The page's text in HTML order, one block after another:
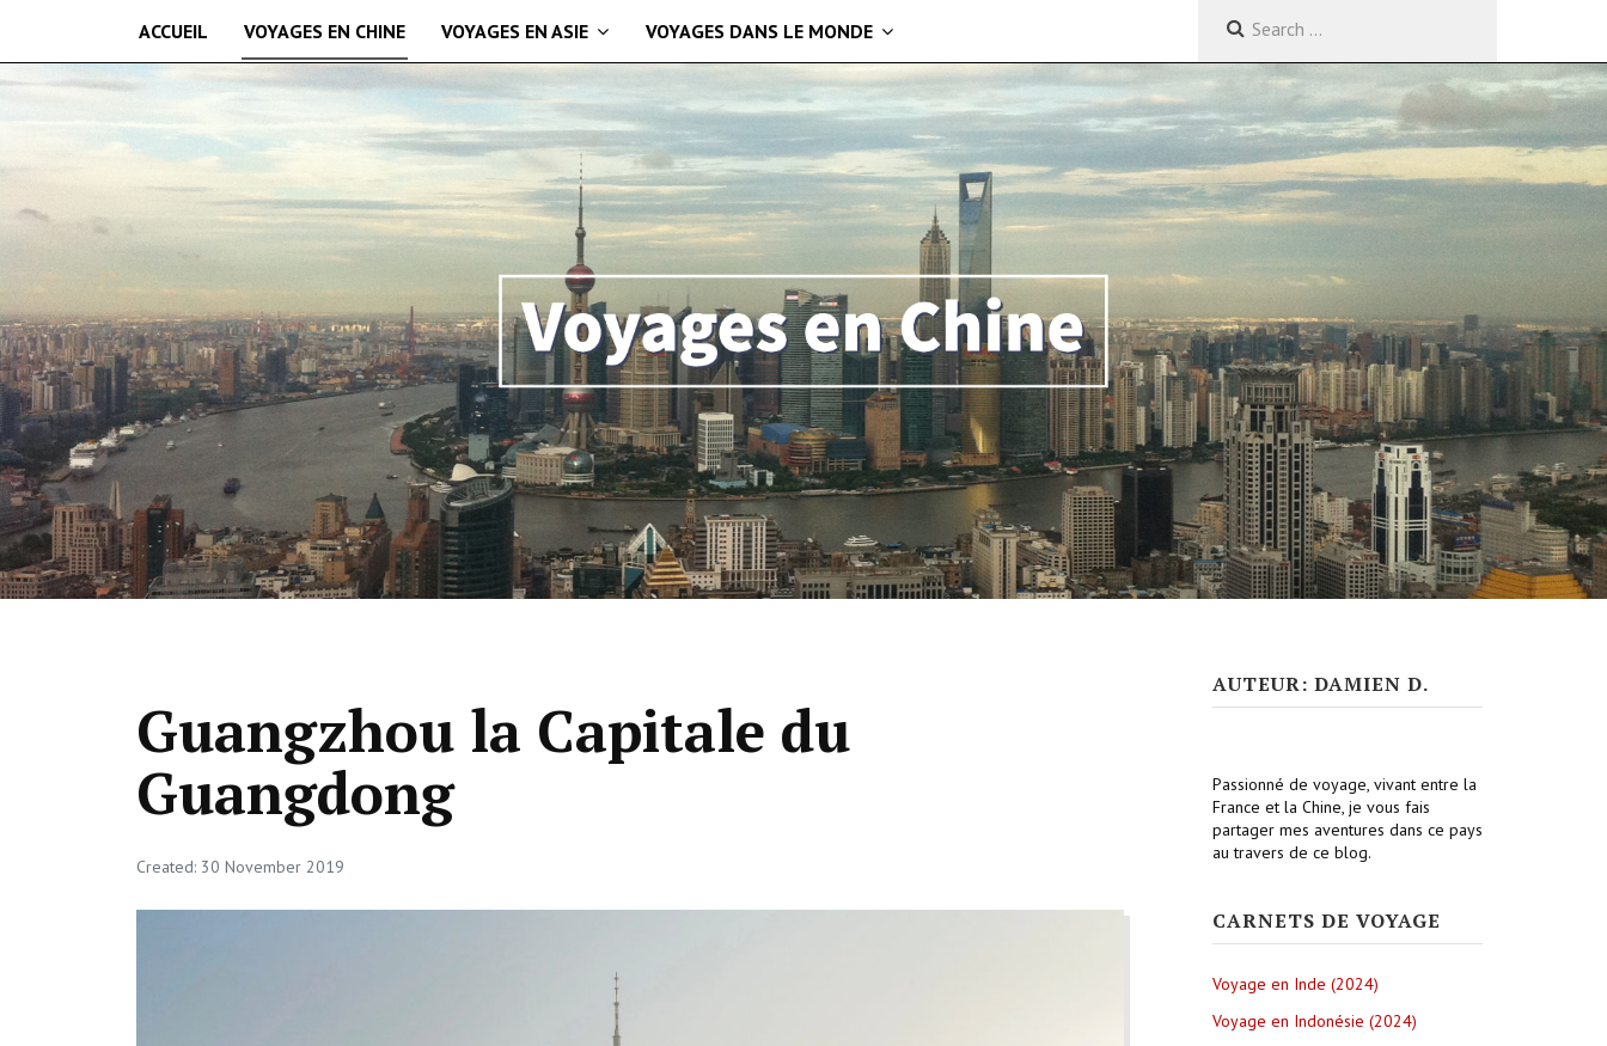
ACCUEIL VOYAGES EN CHINE VOYAGES EN ASIE VOYAGES DANS LE MONDE
Guangzhou la Capitale du
Guangdong
Created: 30 November 2019
AUTEUR: DAMIEN D.
Passionné de voyage, vivant entre la
France et la Chine, je vous fais
partager mes aventures dans ce pays
au travers de ce blog.
CARNETS DE VOYAGE
Voyage en Inde (2024)
Voyage en Indonésie (2024)